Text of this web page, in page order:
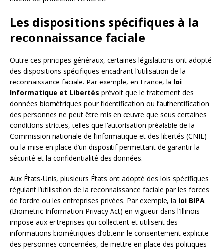
Les dispositions spécifiques à la
reconnaissance faciale
Outre ces principes généraux, certaines législations ont adopté
des dispositions spécifiques encadrant l’utilisation de la
reconnaissance faciale. Par exemple, en France, la loi
Informatique et Libertés prévoit que le traitement des
données biométriques pour l’identification ou l’authentification
des personnes ne peut être mis en œuvre que sous certaines
conditions strictes, telles que l’autorisation préalable de la
Commission nationale de l’informatique et des libertés (CNIL)
ou la mise en place d’un dispositif permettant de garantir la
sécurité et la confidentialité des données.
Aux États-Unis, plusieurs États ont adopté des lois spécifiques
régulant l’utilisation de la reconnaissance faciale par les forces
de l’ordre ou les entreprises privées. Par exemple, la loi BIPA
(Biometric Information Privacy Act) en vigueur dans l’Illinois
impose aux entreprises qui collectent et utilisent des
informations biométriques d’obtenir le consentement explicite
des personnes concernées, de mettre en place des politiques